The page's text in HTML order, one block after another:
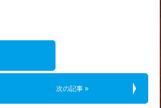
次の記事 »